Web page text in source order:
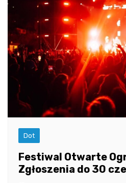
Dot
Festiwal Otwarte
Zgłoszenia do 30